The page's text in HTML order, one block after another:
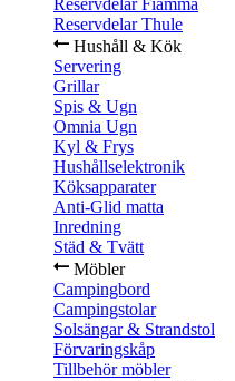
Reservdelar Fiamma
Reservdelar Thule
Hushåll & Kök
Servering
Grillar
Spis & Ugn
Omnia Ugn
Kyl & Frys
Hushållselektronik
Köksapparater
Anti-Glid matta
Inredning
Städ & Tvätt
Möbler
Campingbord
Campingstolar
Solsängar & Strandstol
Förvaringskåp
Tillbehör möbler